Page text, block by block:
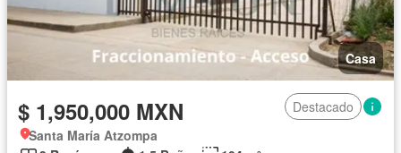
Casa
$ 1,950,000 MXN
Destacado
Santa María Atzompa